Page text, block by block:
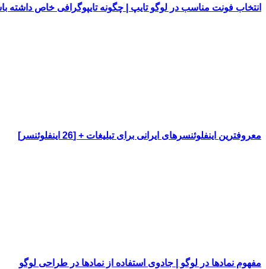
انتخاب فونت مناسب در لوگو تایپ | چگونه تایپوگرافی خاص داشته
معروفترین اینفلوئنسرهای ایرانی برای تبلیغات + [26 اینفلوئنسر]
مفهوم نمادها در لوگو | جادوی استفاده از نمادها در طراحی لوگو